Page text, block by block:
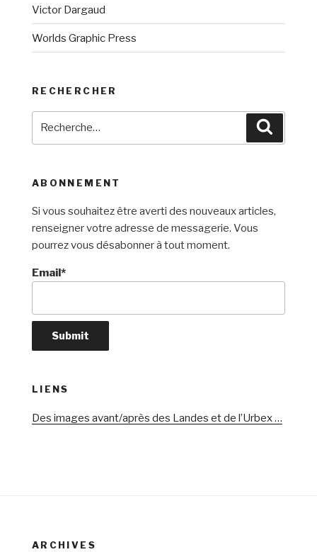
Victor Dargaud
Worlds Graphic Press
RECHERCHER
ABONNEMENT
Si vous souhaitez être averti des nouveaux articles,
renseigner votre adresse de messagerie. Vous
pourrez vous désabonner à tout moment.
Email*
LIENS
Des images avant/après des Landes et de l’Urbex …
ARCHIVES